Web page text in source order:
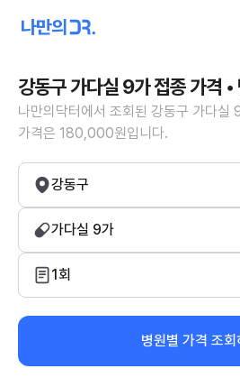
강동구 가다실 9가 접종 가격
나만의닥터에서 조회된 강동구 가다실
가격은 180,000원입니다.
강동구
가다실 9가
1회
병원별 가격 조회